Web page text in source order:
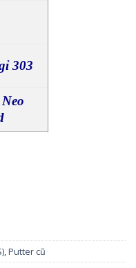
303
,Putter cũ